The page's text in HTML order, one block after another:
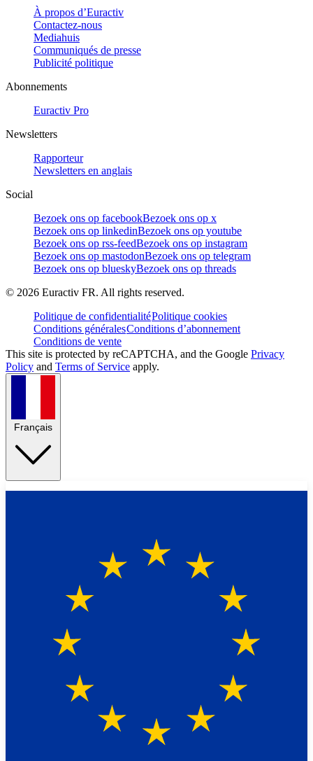
À propos d’Euractiv
Contactez-nous
Mediahuis
Communiqués de presse
Publicité politique
Abonnements
Euractiv Pro
Newsletters
Rapporteur
Newsletters en anglais
Social
Bezoek ons op facebookBezoek ons op x
Bezoek ons op linkedinBezoek ons op youtube
Bezoek ons op rss-feedBezoek ons op instagram
Bezoek ons op mastodonBezoek ons op telegram
Bezoek ons op blueskyBezoek ons op threads
© 2026 Euractiv FR. All rights reserved.
Politique de confidentialitéPolitique cookies
Conditions généralesConditions d’abonnement
Conditions de vente
This site is protected by reCAPTCHA, and the Google Privacy
Policy and Terms of Service apply.
Français